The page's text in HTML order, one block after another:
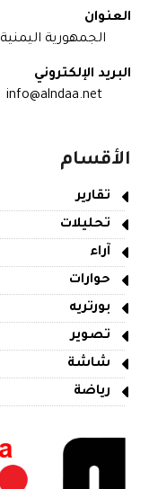
العنوان
الجمهورية اليمنية
البريد الإلكتروني
info@alndaa.net
الأقسام
تقارير
تحليلات
آراء
حوارات
بورتريه
تصوير
شاشة
رياضة